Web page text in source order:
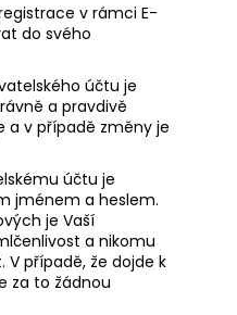
v rámci E-
do svého
účtu je
a pravdivě
a v případě změny je
účtu je
jménem a heslem.
je Vaší
a nikomu
případě, že dojde k
za to žádnou